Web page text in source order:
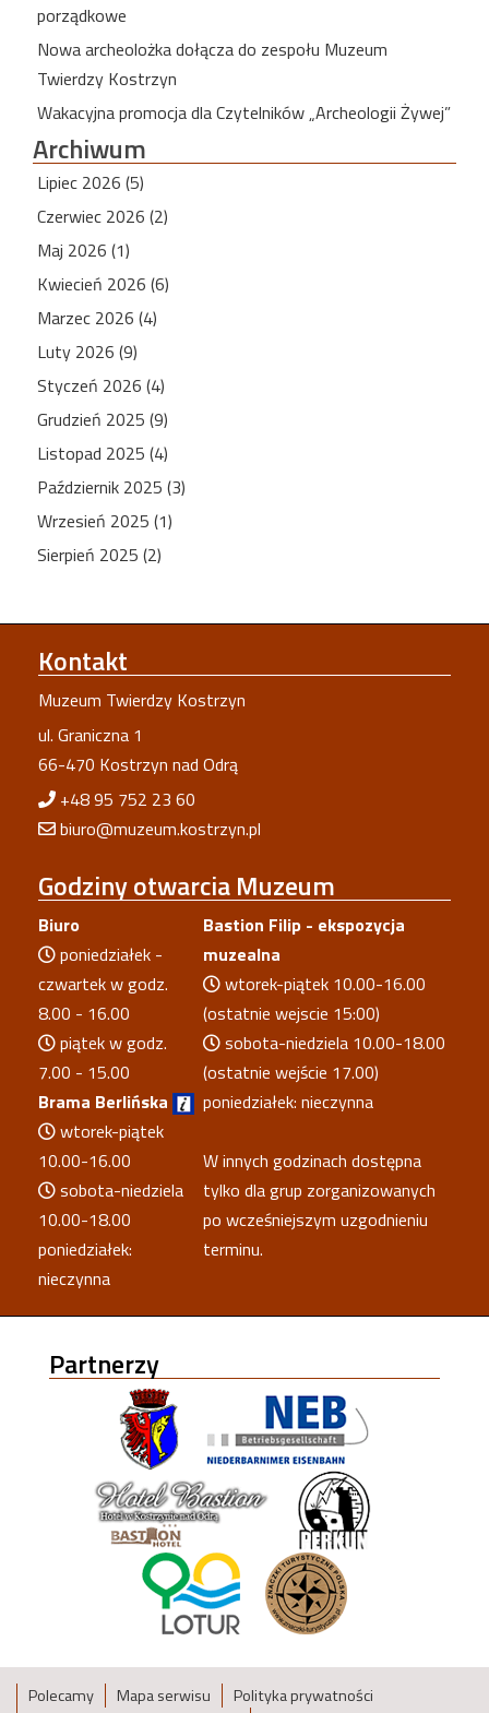
porządkowe
Nowa archeolożka dołącza do zespołu Muzeum
Twierdzy Kostrzyn
Wakacyjna promocja dla Czytelników „Archeologii Żywej”
Archiwum
Lipiec 2026 (5)
Czerwiec 2026 (2)
Maj 2026 (1)
Kwiecień 2026 (6)
Marzec 2026 (4)
Luty 2026 (9)
Styczeń 2026 (4)
Grudzień 2025 (9)
Listopad 2025 (4)
Październik 2025 (3)
Wrzesień 2025 (1)
Sierpień 2025 (2)
Kontakt
Muzeum Twierdzy Kostrzyn
ul. Graniczna 1
66-470 Kostrzyn nad Odrą
+48 95 752 23 60
biuro@muzeum.kostrzyn.pl
Godzinyotwarcia Muzeum
Biuro
poniedziałek -
czwartek w godz.
8.00 - 16.00
piątek w godz.
7.00 - 15.00
Brama Berlińska
wtorek-piątek
10.00-16.00
sobota-niedziela
10.00-18.00
poniedziałek:
nieczynna
Bastion Filip - ekspozycja
muzealna
wtorek-piątek 10.00-16.00
(ostatnie wejscie 15:00)
sobota-niedziela 10.00-18.00
(ostatnie wejście 17.00)
poniedziałek: nieczynna
W innych godzinach dostępna
tylko dla grup zorganizowanych
po wcześniejszym uzgodnieniu
terminu.
Partnerzy
Polecamy Mapa serwisu
Polityka prywatności